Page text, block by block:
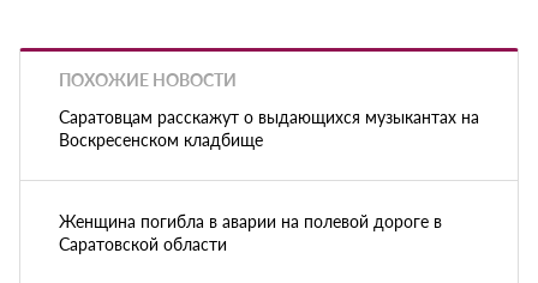
ПОХОЖИЕ НОВОСТИ
Саратовцам расскажут о выдающихся музыкантах на
Воскресенском кладбище
Женщина погибла в аварии на полевой дороге в
Саратовской области